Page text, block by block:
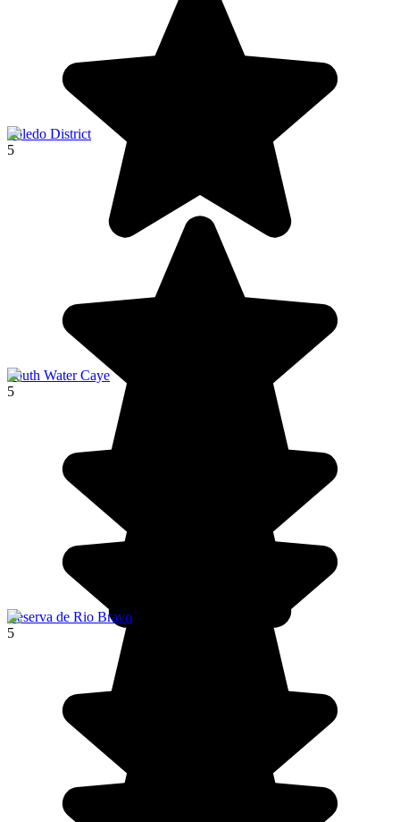
Toledo District
5
South Water Caye
5
Reserva de Rio Bravo
5